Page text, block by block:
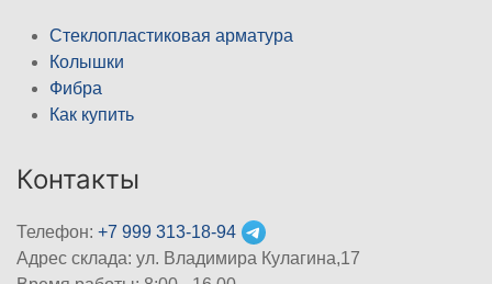
Стеклопластиковая арматура
Колышки
Фибра
Как купить
Контакты
Телефон: +7 999 313-18-94
Адрес склада: ул. Владимира Кулагина,17